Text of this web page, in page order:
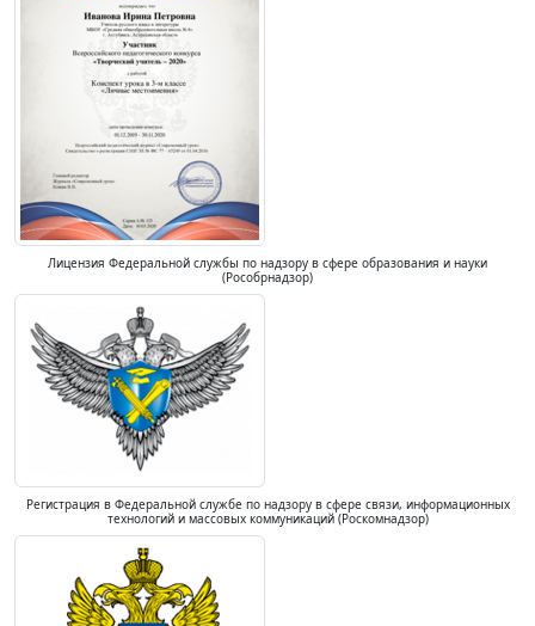
Лицензия Федеральной службы по надзору в сфере образования и науки
(Рособрнадзор)
Регистрация в Федеральной службе по надзору в сфере связи, информационных
технологий и массовых коммуникаций (Роскомнадзор)